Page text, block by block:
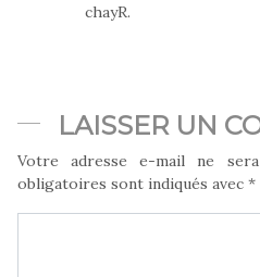
chayR.
LAISSER UN
Votre adresse e-mail ne
obligatoires sont indiqués avec *